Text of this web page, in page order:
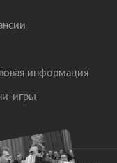
информация
игры